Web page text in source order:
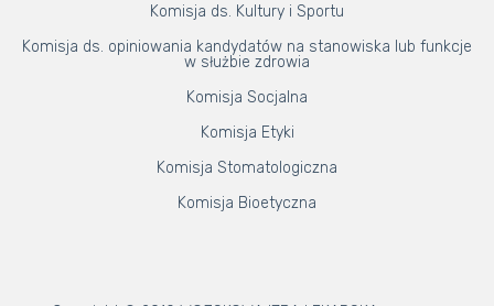
Komisja ds. Kultury i Sportu
Komisja ds. opiniowania kandydatów na stanowiska lub funkcje
w służbie zdrowia
Komisja Socjalna
Komisja Etyki
Komisja Stomatologiczna
Komisja Bioetyczna